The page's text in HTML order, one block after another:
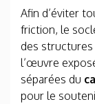
Afin d’éviter
friction, le
des structures
l’œuvre
séparées du
pour le